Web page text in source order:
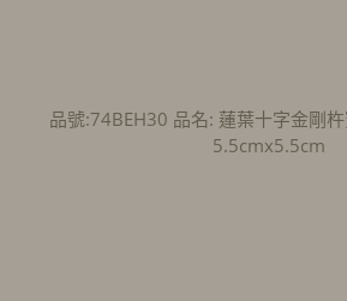
品號:74BEH30 品名: 蓮葉十字金剛
5.5cmx5.5cm